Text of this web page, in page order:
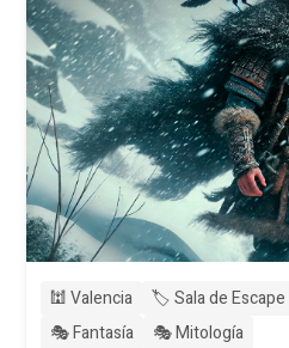
🕍 Valencia 🏷️ Sala de Escape
🎭 Fantasía
🎭 Mitología